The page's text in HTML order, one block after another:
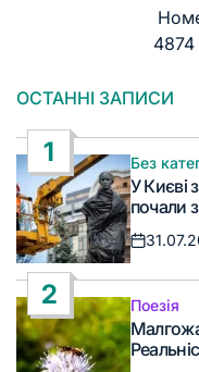
ОСТАННІ ЗАПИСИ
1
у
Без
У Києві
почали
Дата
2
у
Поезія